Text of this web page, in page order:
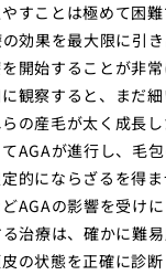
すことは極めて困
効果を最大限に引
開始することが非
観察すると、まだ
の産毛が太く成長
AGAが進行し、毛
的にならざるを得
AGAの影響を受け
治療は、確かに難
の状態を正確に診